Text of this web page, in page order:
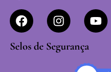
Selos de Segurança